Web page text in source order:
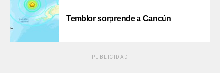
Temblor sorprende a Cancún
PUBLICIDAD